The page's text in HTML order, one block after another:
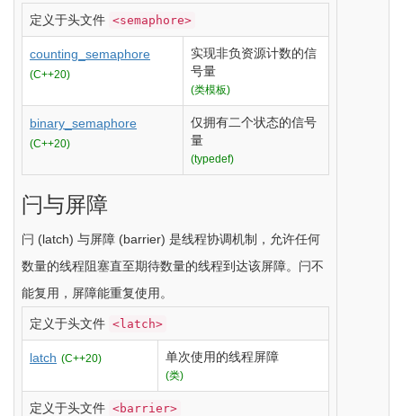
定义于头文件 <semaphore>
counting_semaphore
(C++20)
实现非负资源计数的信
号量
(类模板)
binary_semaphore
(C++20)
仅拥有二个状态的信号
量
(typedef)
闩与屏障
闩 (latch) 与屏障 (barrier) 是线程协调机制，允许任何
数量的线程阻塞直至期待数量的线程到达该屏障。闩不
能复用，屏障能重复使用。
定义于头文件 <latch>
latch (C++20) 单次使用的线程屏障
(类)
定义于头文件 <barrier>